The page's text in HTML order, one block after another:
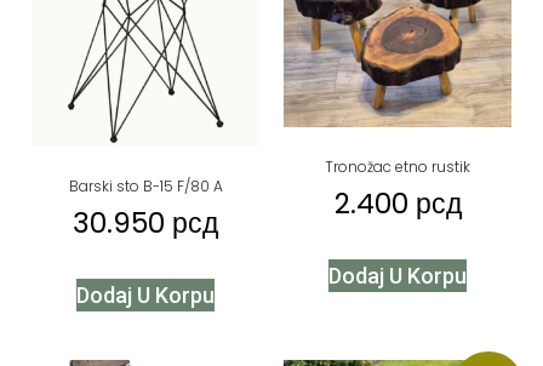
Barski sto B-15 F/80 A
30.950 рсд
Dodaj U Korpu
Tronožac etno rustik
2.400 рсд
Dodaj U Korpu